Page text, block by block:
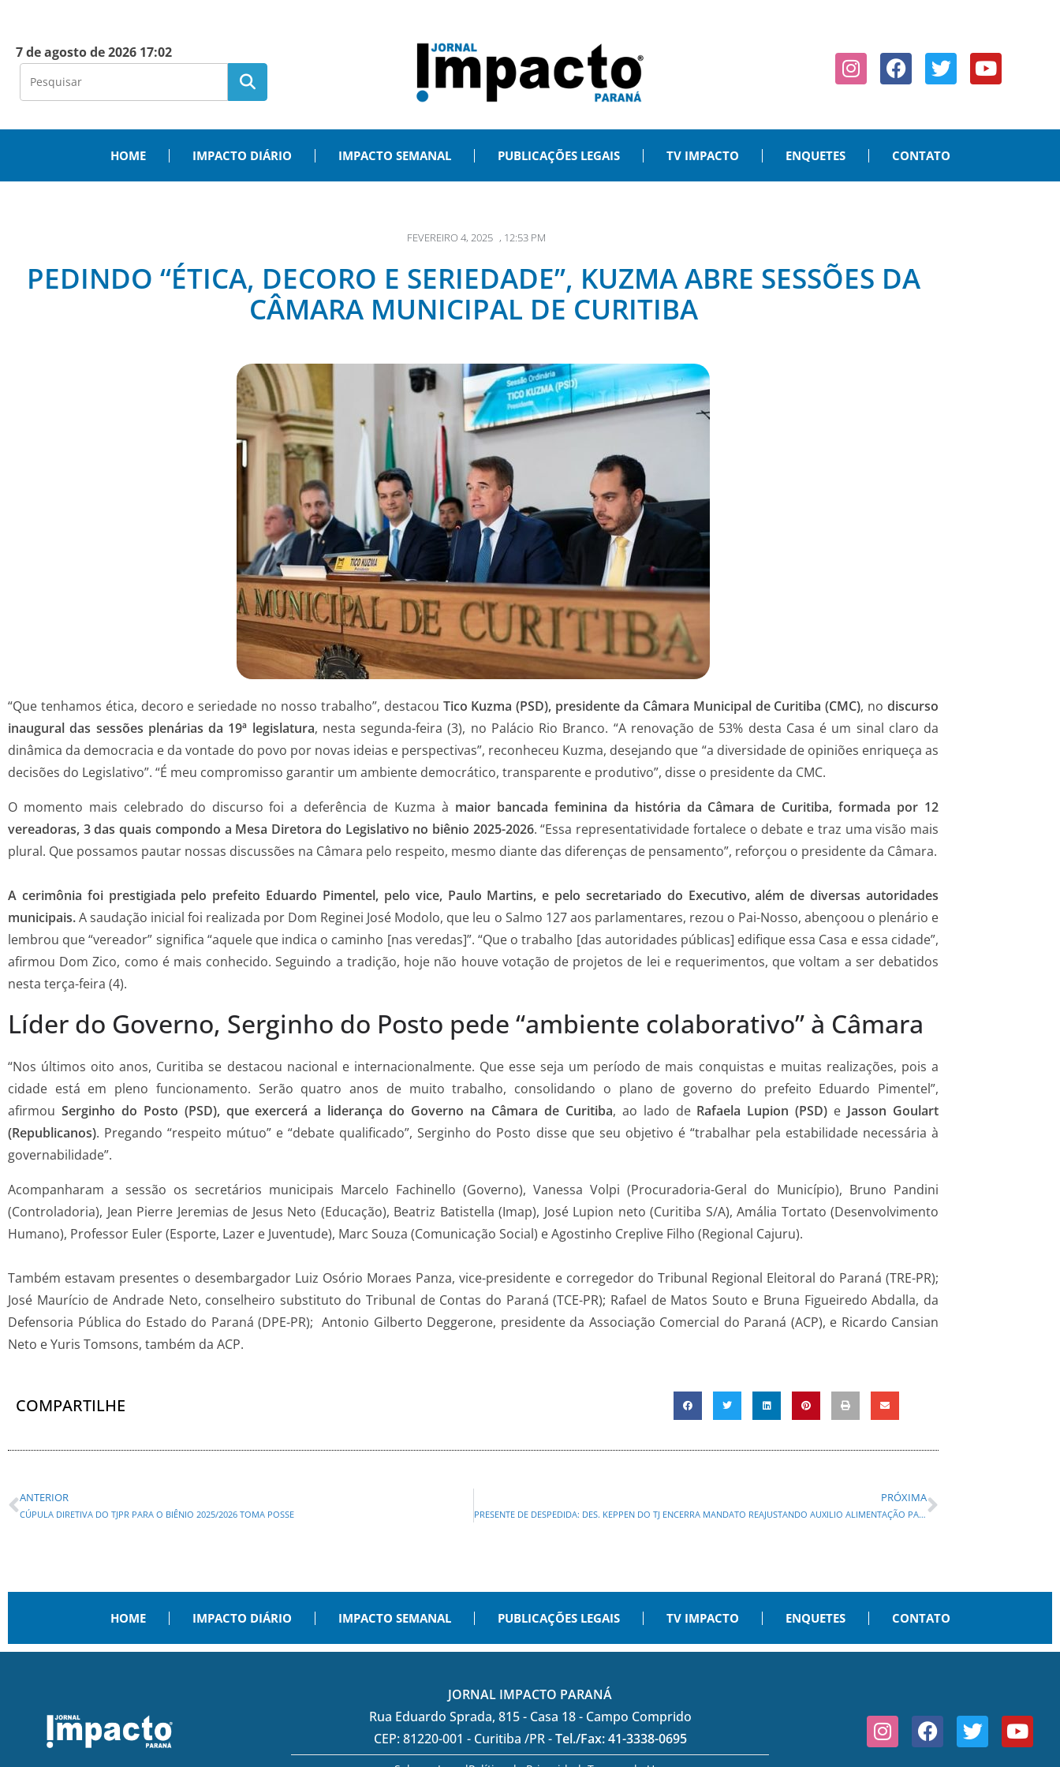
7 de agosto de 2026 17:02
HOME IMPACTO DIÁRIO IMPACTO SEMANAL PUBLICAÇÕES LEGAIS TV IMPACTO ENQUETES CONTATO
FEVEREIRO 4, 2025 , 12:53 PM
PEDINDO “ÉTICA, DECORO E SERIEDADE”, KUZMA ABRE SESSÕES DA
CÂMARA MUNICIPAL DE CURITIBA
“Que tenhamos ética, decoro e seriedade no nosso trabalho”, destacou Tico Kuzma (PSD), presidente da Câmara Municipal de Curitiba (CMC), no discurso
inaugural das sessões plenárias da 19ª legislatura, nesta segunda-feira (3), no Palácio Rio Branco. “A renovação de 53% desta Casa é um sinal claro da
dinâmica da democracia e da vontade do povo por novas ideias e perspectivas”, reconheceu Kuzma, desejando que “a diversidade de opiniões enriqueça as
decisões do Legislativo”. “É meu compromisso garantir um ambiente democrático, transparente e produtivo”, disse o presidente da CMC.
O momento mais celebrado do discurso foi a deferência de Kuzma à maior bancada feminina da história da Câmara de Curitiba, formada por 12
vereadoras, 3 das quais compondo a Mesa Diretora do Legislativo no biênio 2025-2026. “Essa representatividade fortalece o debate e traz uma visão mais
plural. Que possamos pautar nossas discussões na Câmara pelo respeito, mesmo diante das diferenças de pensamento”, reforçou o presidente da Câmara.
A cerimônia foi prestigiada pelo prefeito Eduardo Pimentel, pelo vice, Paulo Martins, e pelo secretariado do Executivo, além de diversas autoridades
municipais.A saudação inicial foi realizada por Dom Reginei José Modolo, que leu o Salmo 127 aos parlamentares, rezou o Pai-Nosso, abençoou o plenário e
lembrou que “vereador” significa “aquele que indica o caminho [nas veredas]”. “Que o trabalho [das autoridades públicas] edifique essa Casa e essa cidade”,
afirmou Dom Zico, como é mais conhecido. Seguindo a tradição, hoje não houve votação de projetos de lei e requerimentos, que voltam a ser debatidos
nesta terça-feira (4).
Líder do Governo, Serginho do Posto pede “ambiente colaborativo” à Câmara
“Nos últimos oito anos, Curitiba se destacou nacional e internacionalmente. Que esse seja um período de mais conquistas e muitas realizações, pois a
cidade está em pleno funcionamento. Serão quatro anos de muito trabalho, consolidando o plano de governo do prefeito Eduardo Pimentel”,
afirmou Serginho do Posto (PSD), que exercerá a liderança do Governo na Câmara de Curitiba, ao lado de Rafaela Lupion (PSD) e Jasson Goulart
(Republicanos). Pregando “respeito mútuo” e “debate qualificado”, Serginho do Posto disse que seu objetivo é “trabalhar pela estabilidade necessária à
governabilidade”.
Acompanharam a sessão os secretários municipais Marcelo Fachinello (Governo), Vanessa Volpi (Procuradoria-Geral do Município), Bruno Pandini
(Controladoria), Jean Pierre Jeremias de Jesus Neto (Educação), Beatriz Batistella (Imap), José Lupion neto (Curitiba S/A), Amália Tortato (Desenvolvimento
Humano), Professor Euler (Esporte, Lazer e Juventude), Marc Souza (Comunicação Social) e Agostinho Creplive Filho (Regional Cajuru).
Também estavam presentes o desembargador Luiz Osório Moraes Panza, vice-presidente e corregedor do Tribunal Regional Eleitoral do Paraná (TRE-PR);
José Maurício de Andrade Neto, conselheiro substituto do Tribunal de Contas do Paraná (TCE-PR); Rafael de Matos Souto e Bruna Figueiredo Abdalla, da
Defensoria Pública do Estado do Paraná (DPE-PR); Antonio Gilberto Deggerone, presidente da Associação Comercial do Paraná (ACP), e Ricardo Cansian
Neto e Yuris Tomsons, também da ACP.
COMPARTILHE
ANTERIOR
CÚPULA DIRETIVA DO TJPR PARA O BIÊNIO 2025/2026 TOMA POSSE
PRÓXIMA
PRESENTE DE DESPEDIDA: DES. KEPPEN DO TJ ENCERRA MANDATO REAJUSTANDO AUXILIO ALIMENTAÇÃO PARA R$ 2.500,00 REAIS PARA MAGISTRADOS E SERVIDORES
HOME IMPACTO DIÁRIO IMPACTO SEMANAL PUBLICAÇÕES LEGAIS TV IMPACTO ENQUETES CONTATO
JORNAL IMPACTO PARANÁ
Rua Eduardo Sprada, 815 - Casa 18 - Campo Comprido
CEP: 81220-001 - Curitiba /PR -Tel./Fax: 41-3338-0695